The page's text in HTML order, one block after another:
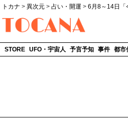
トカナ > 異次元 > 占い・開運 > 6月8～14日「
STORE UFO・宇宙人 予言予知 事件 都市